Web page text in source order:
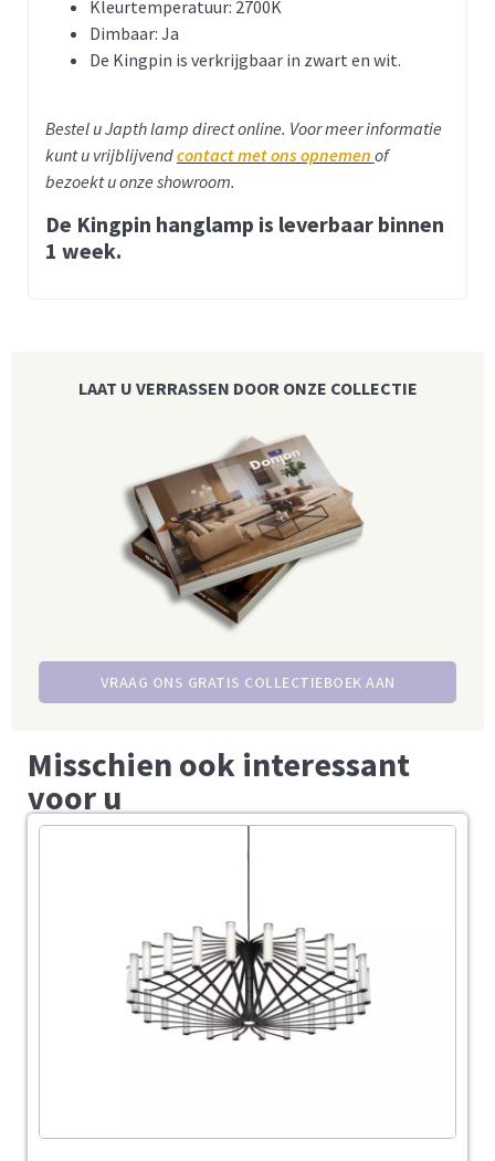
Kleurtemperatuur: 2700K
Dimbaar: Ja
De Kingpin is verkrijgbaar in zwart en wit.
Bestel u Japth lamp direct online. Voor meer informatie
kunt u vrijblijvendcontact met ons opnemen of
bezoekt u onze showroom.
De Kingpin hanglamp is leverbaar binnen
1 week.
LAAT U VERRASSEN DOOR ONZE COLLECTIE
VRAAG ONS GRATIS COLLECTIEBOEK AAN
Misschien ook interessant
voor u